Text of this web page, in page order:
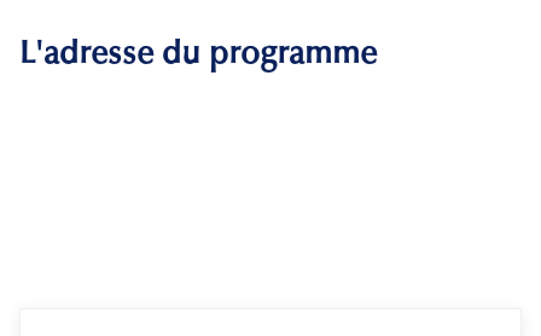
L'adresse du programme